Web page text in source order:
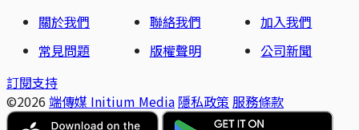
關於我們
聯絡我們
加入我們
常見問題
版權聲明
公司新聞
訂閱支持
©2026 端傳媒 Initium Media 隱私政策 服務條款